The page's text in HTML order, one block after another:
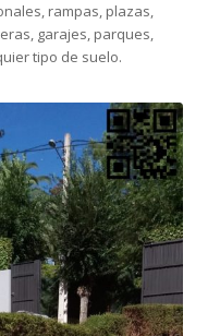
rampas, plazas,
garajes, parques,
tipo de suelo.